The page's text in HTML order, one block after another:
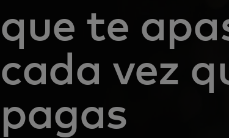
que te
cada vez
pagas